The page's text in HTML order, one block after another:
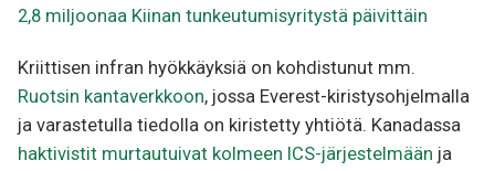
2,8 miljoonaa Kiinan tunkeutumisyritystä päivittäin
Kriittisen infran hyökkäyksiä on kohdistunut mm.
Ruotsin kantaverkkoon, jossa Everest-kiristysohjelmalla
ja varastetulla tiedolla on kiristetty yhtiötä. Kanadassa
haktivistit murtautuivat kolmeen ICS-järjestelmään ja